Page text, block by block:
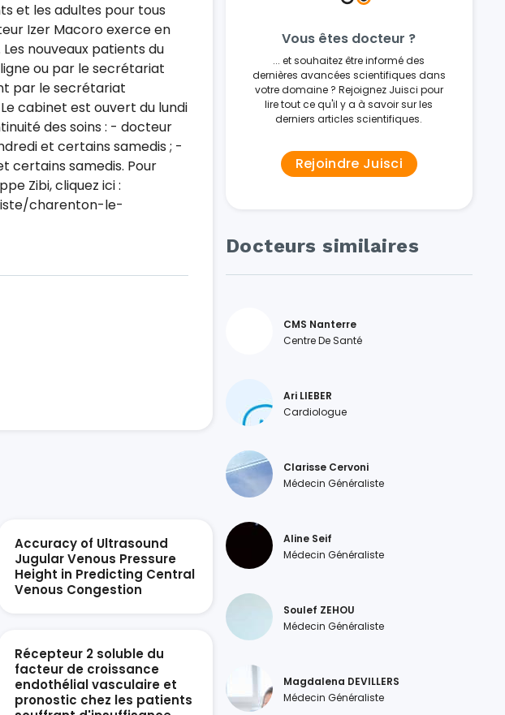
et les adultes pour tous
Izer Macoro exerce en
nouveaux patients du
ou par le secrétariat
par le secrétariat
cabinet est ouvert du lundi
des soins : - docteur
et certains samedis ; -
certains samedis. Pour
Zibi, cliquez ici :
charenton-le-
Accuracy of Ultrasound
Jugular Venous Pressure
Height in Predicting Central
Venous Congestion
Récepteur 2 soluble du
facteur de croissance
endothélial vasculaire et
pronostic chez les patients
Vous êtes docteur ?
... et souhaitez être informé des
dernières avancées scientifiques dans
votre domaine ? Rejoignez Juisci pour
lire tout ce qu'il y a à savoir sur les
derniers articles scientifiques.
Rejoindre Juisci
Docteurs similaires
CMS Nanterre
Centre De Santé
Ari LIEBER
Cardiologue
Clarisse Cervoni
Médecin Généraliste
Aline Seif
Médecin Généraliste
Soulef ZEHOU
Médecin Généraliste
Magdalena DEVILLERS
Médecin Généraliste